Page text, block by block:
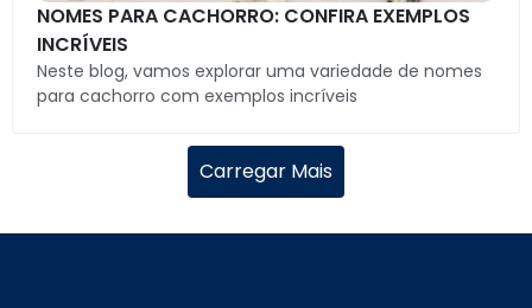
NOMES PARA CACHORRO: CONFIRA EXEMPLOS
INCRÍVEIS
Neste blog, vamos explorar uma variedade de nomes
para cachorro com exemplos incríveis
Carregar Mais